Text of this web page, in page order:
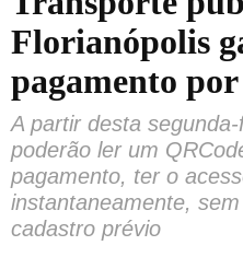
Florianópolis
pagamento
A partir desta
poderão ler um
pagamento, ter o
instantaneamente,
cadastro prévio